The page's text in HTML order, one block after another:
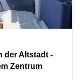
der Altstadt -
Zentrum